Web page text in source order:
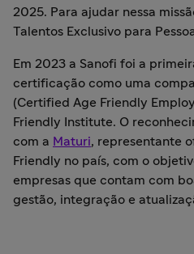
2025. Para ajudar nessa
Talentos Exclusivo para
Em 2023 a Sanofi foi a
certificação como uma
(Certified Age Friendly
Friendly Institute. O
com a Maturi, representante
Friendly no país, com o
empresas que contam com
gestão, integração e